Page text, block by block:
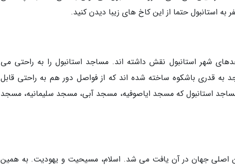
به استانبول حتما از این کاخ های زیبا دیدن کنید.
شهر استانبول نقش داشته اند. مساجد استانبول را به راحتی می
قدری باشکوه ساخته شده اند که از فواصل دور هم به راحتی قابل
استانبول که مسجد ایاصوفیه، مسجد آبی، مسجد سلیمانیه، مسجد
اصلی جهان در آن یافت می شد. اسلام، مسیحیت و یهودیت. به همین